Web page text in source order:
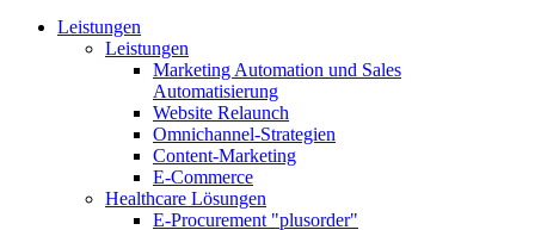
Leistungen
Leistungen
Marketing Automation und Sales
Automatisierung
Website Relaunch
Omnichannel-Strategien
Content-Marketing
E-Commerce
Healthcare Lösungen
E-Procurement "plusorder"